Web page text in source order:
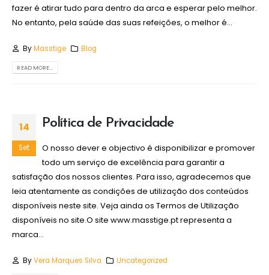
fazer é atirar tudo para dentro da arca e esperar pelo melhor.
No entanto, pela saúde das suas refeições, o melhor é...
ByMasstige Blog
READ MORE...
14
Set
Política de Privacidade
O nosso dever e objectivo é disponibilizar e promover
todo um serviço de excelência para garantir a
satisfação dos nossos clientes. Para isso, agradecemos que
leia atentamente as condições de utilização dos conteúdos
disponíveis neste site. Veja ainda os Termos de Utilização
disponíveis no site.O site www.masstige.pt representa a
marca...
ByVera Marques Silva Uncategorized